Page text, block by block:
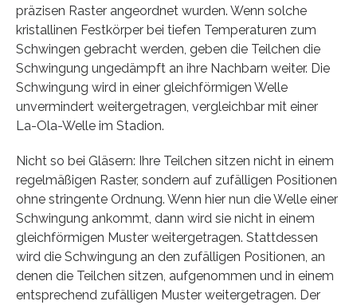
präzisen Raster angeordnet wurden. Wenn solche
kristallinen Festkörper bei tiefen Temperaturen zum
Schwingen gebracht werden, geben die Teilchen die
Schwingung ungedämpft an ihre Nachbarn weiter. Die
Schwingung wird in einer gleichförmigen Welle
unvermindert weitergetragen, vergleichbar mit einer
La-Ola-Welle im Stadion.
Nicht so bei Gläsern: Ihre Teilchen sitzen nicht in einem
regelmäßigen Raster, sondern auf zufälligen Positionen
ohne stringente Ordnung. Wenn hier nun die Welle einer
Schwingung ankommt, dann wird sie nicht in einem
gleichförmigen Muster weitergetragen. Stattdessen
wird die Schwingung an den zufälligen Positionen, an
denen die Teilchen sitzen, aufgenommen und in einem
entsprechend zufälligen Muster weitergetragen. Der